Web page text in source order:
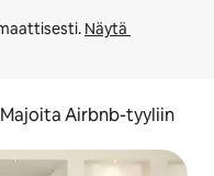
Näytä
Majoita Airbnb-tyyliin